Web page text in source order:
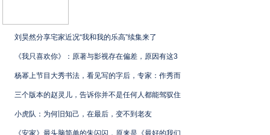
刘昊然分享宅家近况“我和我的乐高”续集来了
《我只喜欢你》：原著与影视存在偏差，原因有这3
杨幂上节目大秀书法，看见写的字后，专家：作秀而
三个版本的赵灵儿，告诉你并不是任何人都能驾驭住
小虎队：为何旧知己，在最后，变不到老友
《安家》最头脑简单的朱闪闪，原来是《最好的我们